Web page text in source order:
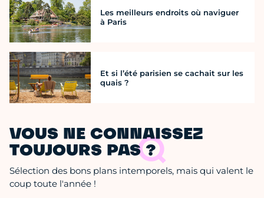
Les meilleurs endroits où naviguer
à Paris
Et si l’été parisien se cachait sur les
quais ?
VOUS NE CONNAISSEZ
TOUJOURS PAS ?
Sélection des bons plans intemporels, mais qui valent le
coup toute l'année !